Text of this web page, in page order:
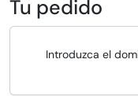
Tu pedido
Introduzca el